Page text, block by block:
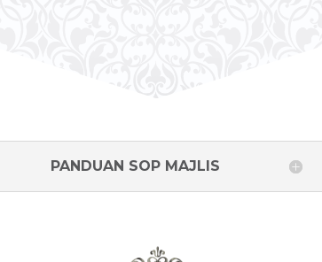
PANDUAN SOP MAJLIS